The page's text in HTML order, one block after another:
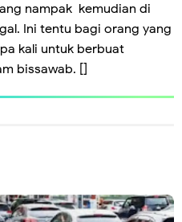
nampak kemudian di
Ini tentu bagi orang yang
kali untuk berbuat
bissawab. []